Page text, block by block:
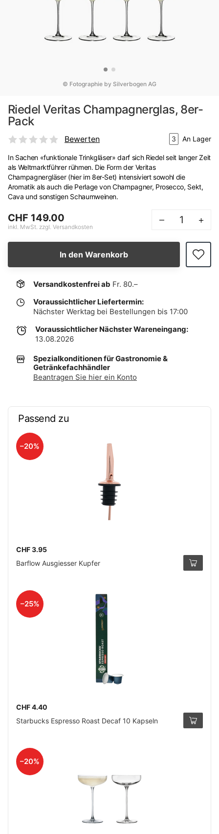
© Fotographie by Silverbogen AG
Riedel Veritas Champagnerglas, 8er-
Pack
Bewerten 3 An Lager
In Sachen «funktionale Trinkgläser» darf sich Riedel seit langer Zeit
als Weltmarktführer rühmen. Die Form der Veritas
Champagnergläser (hier im 8er-Set) intensiviert sowohl die
Aromatik als auch die Perlage von Champagner, Prosecco, Sekt,
Cava und sonstigen Schaumweinen.
CHF 149.00
inkl. MwSt. zzgl. Versandkosten
– +
In den Warenkorb
Versandkostenfrei ab Fr. 80.–
Voraussichtlicher Liefertermin:
Nächster Werktag bei Bestellungen bis 17:00
Voraussichtlicher Nächster Wareneingang:
13.08.2026
Spezialkonditionen für Gastronomie &
Getränkefachhändler
Beantragen Sie hier ein Konto
Passend zu
–20%
CHF 3.95
Barflow Ausgiesser Kupfer
–25%
CHF 4.40
Starbucks Espresso Roast Decaf 10 Kapseln
–20%